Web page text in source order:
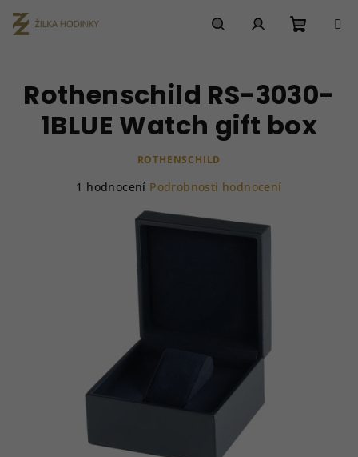
na
obsah
košík
Rothenschild RS-3030-
1BLUE Watch gift box
ROTHENSCHILD
1 hodnocení Podrobnosti hodnocení